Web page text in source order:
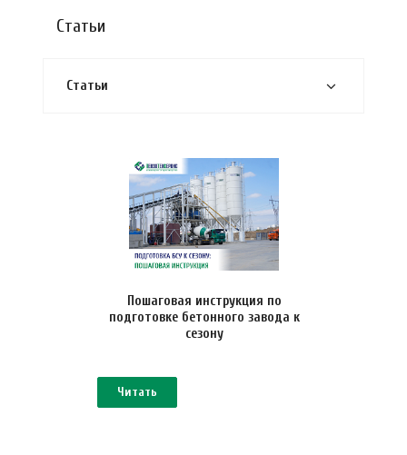
Статьи
Статьи
Пошаговая инструкция по
подготовке бетонного завода к
сезону
Читать